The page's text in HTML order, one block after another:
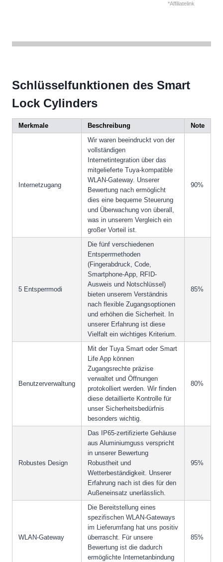
*Affiliatelink
Schlüsselfunktionen des Smart
Lock Cylinders
Merkmale Beschreibung Note
Internetzugang
Wir waren beeindruckt von der
vollständigen
Internetintegration über das
mitgelieferte Tuya-kompatible
WLAN-Gateway. Unserer
Bewertung nach ermöglicht
dies eine bequeme Steuerung
und Überwachung von überall,
was in unserem Vergleich ein
großer Vorteil ist.
90%
5 Entsperrmodi
Die fünf verschiedenen
Entsperrmethoden
(Fingerabdruck, Code,
Smartphone-App, RFID-
Ausweis und Notschlüssel)
bieten unserem Verständnis
nach flexible Zugangsoptionen
und erhöhen die Sicherheit. In
unserer Erfahrung ist diese
Vielfalt ein wichtiges Kriterium.
85%
Benutzerverwaltung
Mit der Tuya Smart oder Smart
Life App können
Zugangsrechte präzise
verwaltet und Öffnungen
protokolliert werden. Wir finden
diese detaillierte Kontrolle für
unser Sicherheitsbedürfnis
besonders wichtig.
80%
Robustes Design
Das IP65-zertifizierte Gehäuse
aus Aluminiumguss verspricht
in unserer Bewertung
Robustheit und
Wetterbeständigkeit. Unserer
Erfahrung nach ist dies für den
Außeneinsatz unerlässlich.
95%
WLAN-Gateway
Die Bereitstellung eines
spezifischen WLAN-Gateways
im Lieferumfang hat uns positiv
überrascht. Für unsere
Bewertung ist die dadurch
ermöglichte Internetanbindung
85%